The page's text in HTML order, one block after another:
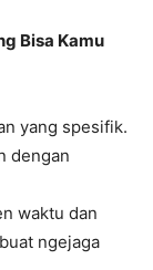
Bisa Kamu
yang spesifik.
dengan
waktu dan
ngejaga